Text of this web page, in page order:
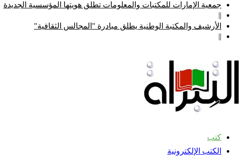
جمعية الإمارات للمكتبات والمعلومات تطلق هويتها المؤسسية الجديدة
||
الأرشيف والمكتبة الوطنية يطلق مبادرة "المجالس الثقافية"
||
كتب
الكتب الإلكترونية